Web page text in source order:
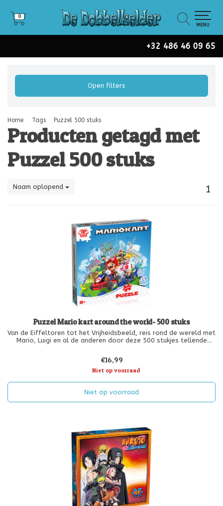
+32 486 46 09 65
0
0
MENU
Open filters
Home Tags Puzzel 500 stuks
Producten getagd met
Puzzel 500 stuks
Naam oplopend 1
Puzzel Mario kart around the world- 500 stuks
Van de Eiffeltoren tot het Vrijheidsbeeld, reis rond de wereld met
Mario, Luigi en al de anderen door deze 500 stukjes tellende
€16,99
Niet op voorraad
Niet op voorraad